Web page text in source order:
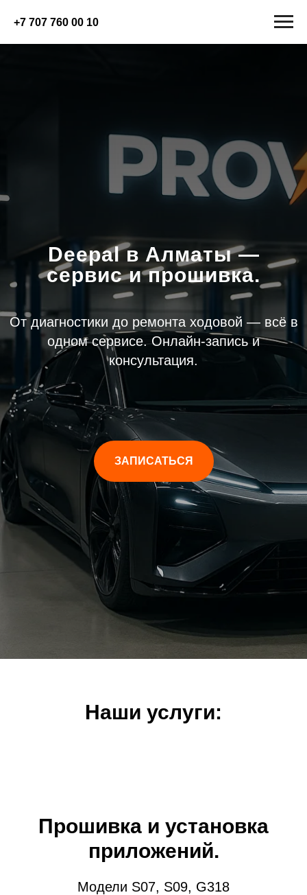
+7 707 760 00 10
Deepal в Алматы —
сервис и прошивка.
От диагностики до ремонта ходовой — всё в
одном сервисе. Онлайн-запись и
консультация.
ЗАПИСАТЬСЯ
Наши услуги:
Прошивка и установка
приложений.
Модели S07, S09, G318